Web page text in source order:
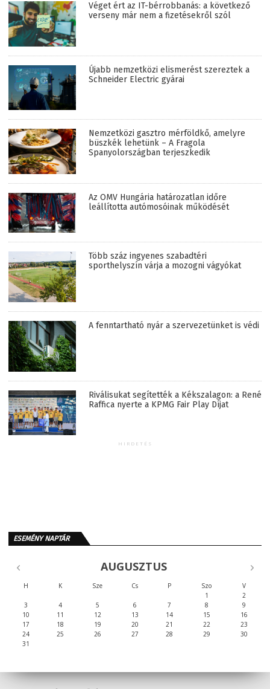
Véget ért az IT-bérrobbanás: a következő
verseny már nem a fizetésekről szól
Újabb nemzetközi elismerést szereztek a
Schneider Electric gyárai
Nemzetközi gasztro mérföldkő, amelyre
büszkék lehetünk – A Fragola
Spanyolországban terjeszkedik
Az OMV Hungária határozatlan időre
leállította autómosóinak működését
Több száz ingyenes szabadtéri
sporthelyszín várja a mozogni vágyókat
A fenntartható nyár a szervezetünket is védi
Riválisukat segítették a Kékszalagon: a René
Raffica nyerte a KPMG Fair Play Díjat
HIRDETÉS
ESEMÉNY NAPTÁR
AUGUSZTUS
H K Sze Cs P Szo
V
1
2
3
4 5 6 7 8
9
10
11 12 13 14 15
16
17
18 19 20 21 22
23
24
25 26 27 28 29
30
31